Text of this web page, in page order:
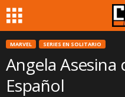
MARVEL SERIES EN SOLITARIO
Angela Asesina
Español